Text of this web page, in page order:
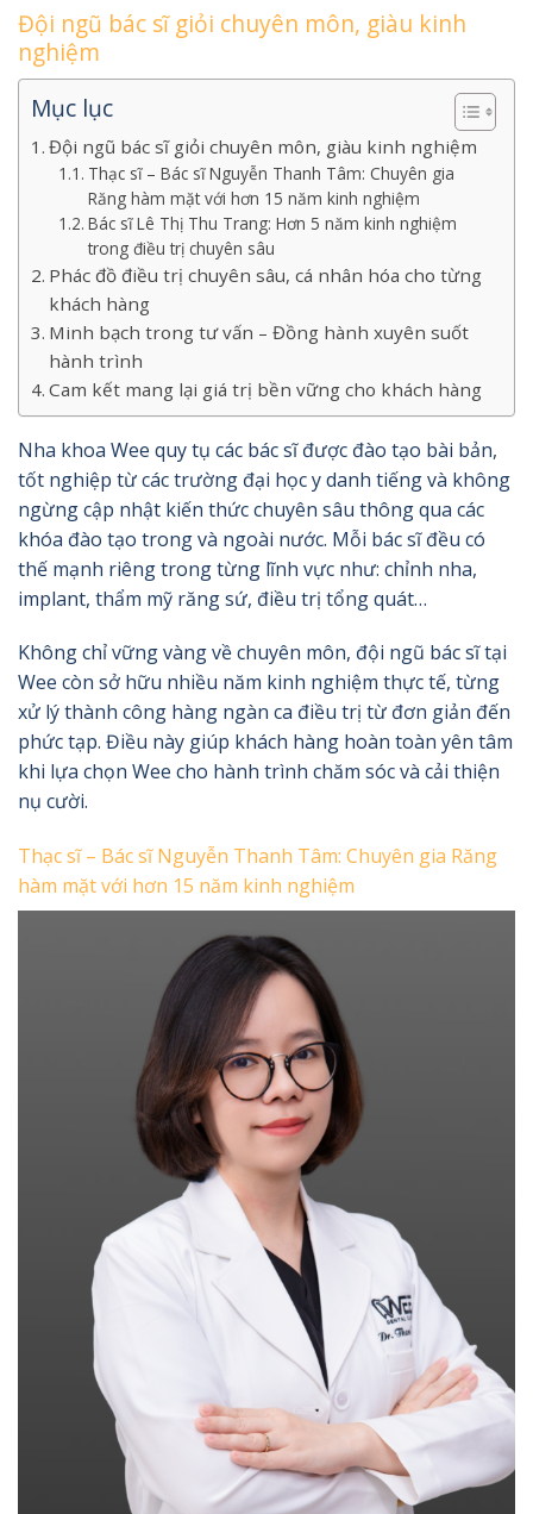
Đội ngũ bác sĩ giỏi chuyên môn, giàu kinh
nghiệm
Mục lục
Đội ngũ bác sĩ giỏi chuyên môn, giàu kinh nghiệm
Thạc sĩ – Bác sĩ Nguyễn Thanh Tâm: Chuyên gia
Răng hàm mặt với hơn 15 năm kinh nghiệm
Bác sĩ Lê Thị Thu Trang: Hơn 5 năm kinh nghiệm
trong điều trị chuyên sâu
Phác đồ điều trị chuyên sâu, cá nhân hóa cho từng
khách hàng
Minh bạch trong tư vấn – Đồng hành xuyên suốt
hành trình
Cam kết mang lại giá trị bền vững cho khách hàng
Nha khoa Wee quy tụ các bác sĩ được đào tạo bài bản,
tốt nghiệp từ các trường đại học y danh tiếng và không
ngừng cập nhật kiến thức chuyên sâu thông qua các
khóa đào tạo trong và ngoài nước. Mỗi bác sĩ đều có
thế mạnh riêng trong từng lĩnh vực như: chỉnh nha,
implant, thẩm mỹ răng sứ, điều trị tổng quát…
Không chỉ vững vàng về chuyên môn, đội ngũ bác sĩ tại
Wee còn sở hữu nhiều năm kinh nghiệm thực tế, từng
xử lý thành công hàng ngàn ca điều trị từ đơn giản đến
phức tạp. Điều này giúp khách hàng hoàn toàn yên tâm
khi lựa chọn Wee cho hành trình chăm sóc và cải thiện
nụ cười.
Thạc sĩ – Bác sĩ Nguyễn Thanh Tâm: Chuyên gia Răng
hàm mặt với hơn 15 năm kinh nghiệm